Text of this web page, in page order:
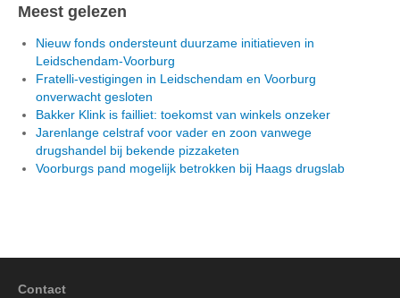
Meest gelezen
Nieuw fonds ondersteunt duurzame initiatieven in
Leidschendam-Voorburg
Fratelli-vestigingen in Leidschendam en Voorburg
onverwacht gesloten
Bakker Klink is failliet: toekomst van winkels onzeker
Jarenlange celstraf voor vader en zoon vanwege
drugshandel bij bekende pizzaketen
Voorburgs pand mogelijk betrokken bij Haags drugslab
Contact